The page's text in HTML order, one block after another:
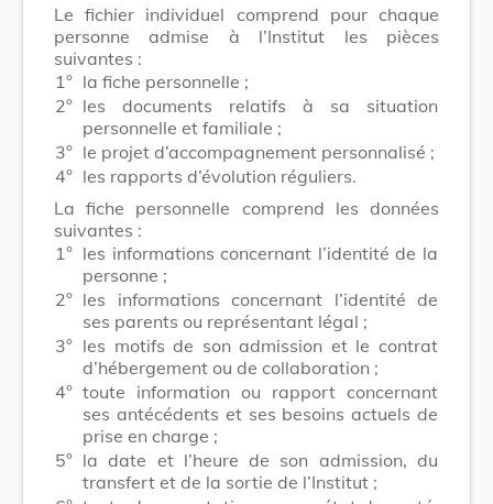
Le fichier individuel comprend pour chaque
personne admise à l’Institut les pièces
suivantes :
1° la fiche personnelle ;
2° les documents relatifs à sa situation
personnelle et familiale ;
3° le projet d’accompagnement personnalisé ;
4° les rapports d’évolution réguliers.
La fiche personnelle comprend les données
suivantes :
1° les informations concernant l’identité de la
personne ;
2° les informations concernant l’identité de
ses parents ou représentant légal ;
3° les motifs de son admission et le contrat
d’hébergement ou de collaboration ;
4° toute information ou rapport concernant
ses antécédents et ses besoins actuels de
prise en charge ;
5° la date et l’heure de son admission, du
transfert et de la sortie de l’Institut ;